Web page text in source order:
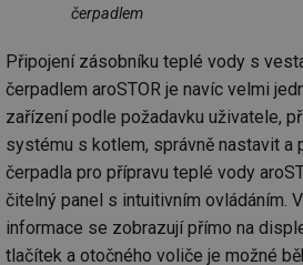
čerpadlem
Připojení zásobníku teplé vody s
čerpadlem aroSTOR je navíc velmi
zařízení podle požadavku uživatele,
systému s kotlem, správně nastavit a
čerpadla pro přípravu teplé vody
čitelný panel s intuitivním ovládáním.
informace se zobrazují přímo na
tlačítek a otočného voliče je možné